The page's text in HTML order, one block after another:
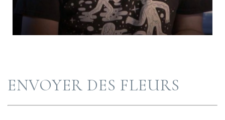
ENVOYER DES FLEURS